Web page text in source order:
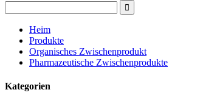
Heim
Produkte
Organisches Zwischenprodukt
Pharmazeutische Zwischenprodukte
Kategorien